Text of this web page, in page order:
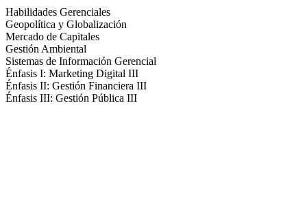
Habilidades Gerenciales
Geopolítica y Globalización
Mercado de Capitales
Gestión Ambiental
Sistemas de Información Gerencial
Énfasis I: Marketing Digital III
Énfasis II: Gestión Financiera III
Énfasis III: Gestión Pública III